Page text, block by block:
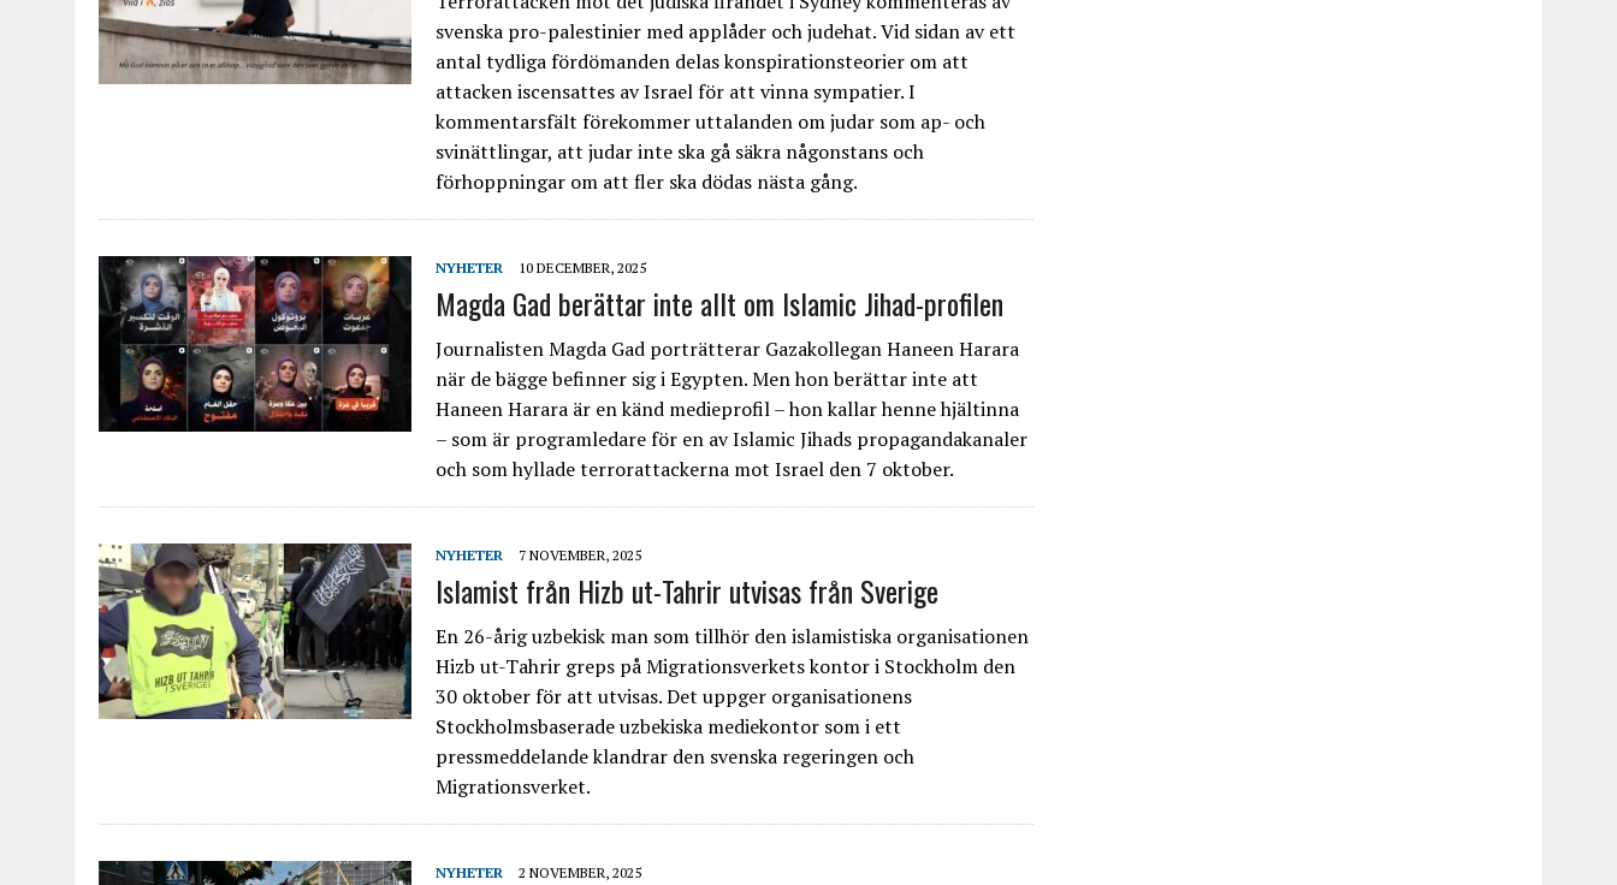
svenska pro-palestinier med applåder och judehat. Vid sidan av ett
antal tydliga fördömanden delas konspirationsteorier om att
attacken iscensattes av Israel för att vinna sympatier. I
kommentarsfält förekommer uttalanden om judar som ap- och
svinättlingar, att judar inte ska gå säkra någonstans och
förhoppningar om att fler ska dödas nästa gång.
NYHETER 10 DECEMBER, 2025
Magda Gad berättar inte allt om Islamic Jihad-profilen
Journalisten Magda Gad porträtterar Gazakollegan Haneen Harara
när de bägge befinner sig i Egypten. Men hon berättar inte att
Haneen Harara är en känd medieprofil – hon kallar henne hjältinna
– som är programledare för en av Islamic Jihads propagandakanaler
och som hyllade terrorattackerna mot Israel den 7 oktober.
NYHETER 7 NOVEMBER, 2025
Islamist från Hizb ut-Tahrir utvisas från Sverige
En 26-årig uzbekisk man som tillhör den islamistiska organisationen
Hizb ut-Tahrir greps på Migrationsverkets kontor i Stockholm den
30 oktober för att utvisas. Det uppger organisationens
Stockholmsbaserade uzbekiska mediekontor som i ett
pressmeddelande klandrar den svenska regeringen och
Migrationsverket.
NYHETER 2 NOVEMBER, 2025